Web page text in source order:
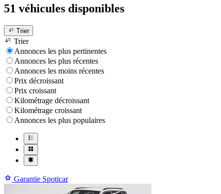
51 véhicules disponibles
Trier
Trier
Annonces les plus pertinentes
Annonces les plus récentes
Annonces les moins récentes
Prix décroissant
Prix croissant
Kilométrage décroissant
Kilométrage croissant
Annonces les plus populaires
Garantie Spoticar